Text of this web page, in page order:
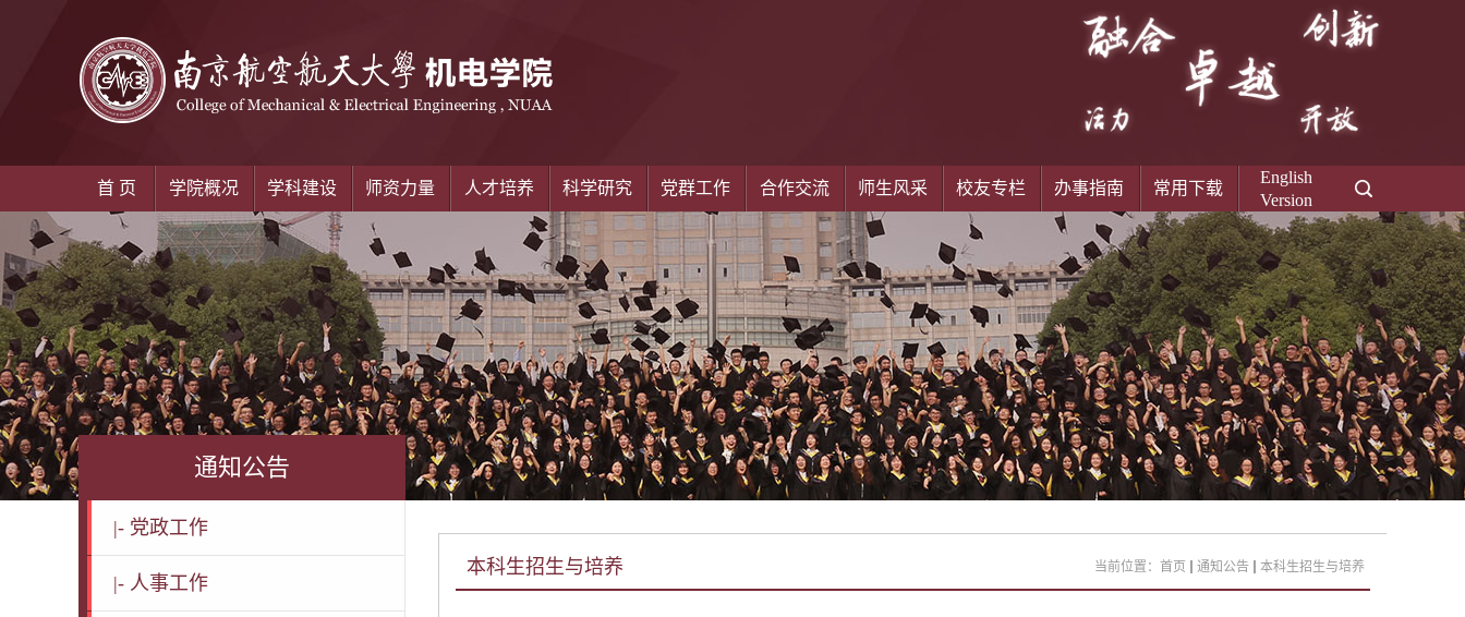
首 页 学院概况 学科建设 师资力量 人才培养 科学研究 党群工作 合作交流 师生风采 校友专栏 办事指南 常用下载
English
Version
通知公告
|- 党政工作
|- 人事工作
本科生招生与培养 当前位置： 首页 通知公告 本科生招生与培养